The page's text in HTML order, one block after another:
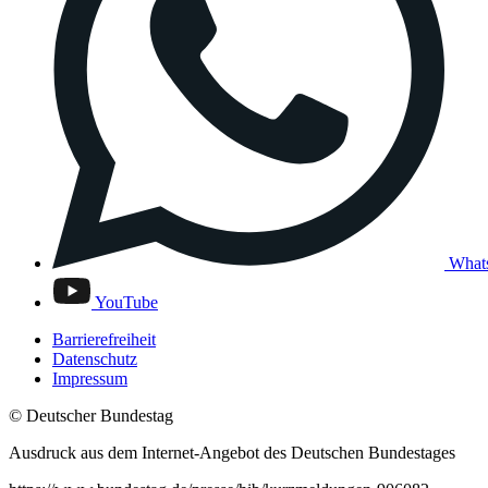
YouTube
Barrierefreiheit
Datenschutz
Impressum
© Deutscher Bundestag
Ausdruck aus dem Internet-Angebot des Deutschen Bundestages